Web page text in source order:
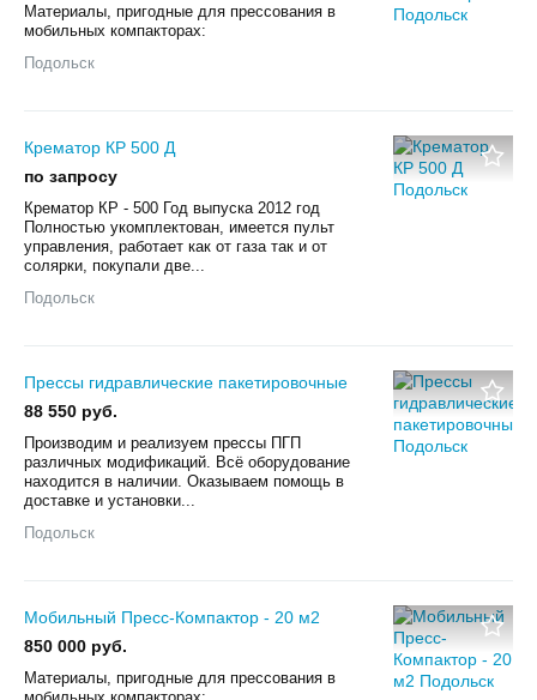
Материалы, пригодные для прессования в
мобильных компакторах:
Подольск
Крематор КР 500 Д
по запросу
Крематор КР - 500 Год выпуска 2012 год
Полностью укомплектован, имеется пульт
управления, работает как от газа так и от
солярки, покупали две...
Подольск
Прессы гидравлические пакетировочные
88 550 руб.
Производим и реализуем прессы ПГП
различных модификаций. Всё оборудование
находится в наличии. Оказываем помощь в
доставке и установки...
Подольск
Мобильный Пpecc-Кoмпaктop - 20 м2
850 000 руб.
Материалы, пригодные для прессования в